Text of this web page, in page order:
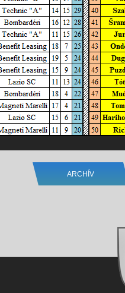
ARCHÍV